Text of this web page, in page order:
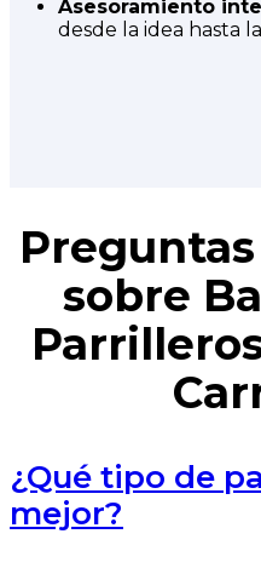
Asesoramiento
desde la idea hasta
sobre
¿Qué tipo de
mejor?